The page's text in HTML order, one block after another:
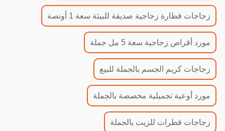
زجاجات قطارة زجاجية صديقة للبيئة سعة 1 أونصة
مورد أقراص زجاجية سعة 5 مل جملة
زجاجات كريم الجسم بالجملة للبيع
مورد أوعية تجميلية مخصصة بالجملة
زجاجات قطرات للزيت بالجملة